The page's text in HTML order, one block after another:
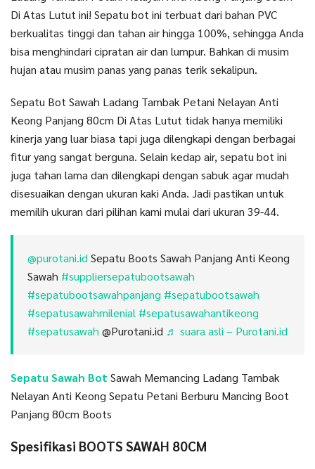
Di Atas Lutut ini! Sepatu bot ini terbuat dari bahan PVC
berkualitas tinggi dan tahan air hingga 100%, sehingga Anda
bisa menghindari cipratan air dan lumpur. Bahkan di musim
hujan atau musim panas yang panas terik sekalipun.
Sepatu Bot Sawah Ladang Tambak Petani Nelayan Anti
Keong Panjang 80cm Di Atas Lutut tidak hanya memiliki
kinerja yang luar biasa tapi juga dilengkapi dengan berbagai
fitur yang sangat berguna. Selain kedap air, sepatu bot ini
juga tahan lama dan dilengkapi dengan sabuk agar mudah
disesuaikan dengan ukuran kaki Anda. Jadi pastikan untuk
memilih ukuran dari pilihan kami mulai dari ukuran 39-44.
@purotani.id Sepatu Boots Sawah Panjang Anti Keong
Sawah #suppliersepatubootsawah
#sepatubootsawahpanjang #sepatubootsawah
#sepatusawahmilenial #sepatusawahantikeong
#sepatusawah @Purotani.id ♬ suara asli – Purotani.id
Sepatu Sawah Bot Sawah Memancing Ladang Tambak
Nelayan Anti Keong Sepatu Petani Berburu Mancing Boot
Panjang 80cm Boots
Spesifikasi BOOTS SAWAH 80CM